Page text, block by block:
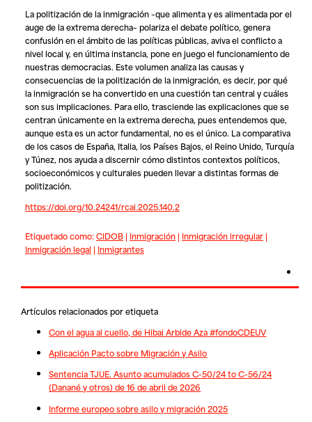
La politización de la inmigración –que alimenta y es alimentada por el
auge de la extrema derecha– polariza el debate político, genera
confusión en el ámbito de las políticas públicas, aviva el conflicto a
nivel local y, en última instancia, pone en juego el funcionamiento de
nuestras democracias. Este volumen analiza las causas y
consecuencias de la politización de la inmigración, es decir, por qué
la inmigración se ha convertido en una cuestión tan central y cuáles
son sus implicaciones. Para ello, trasciende las explicaciones que se
centran únicamente en la extrema derecha, pues entendemos que,
aunque esta es un actor fundamental, no es el único. La comparativa
de los casos de España, Italia, los Países Bajos, el Reino Unido, Turquía
y Túnez, nos ayuda a discernir cómo distintos contextos políticos,
socioeconómicos y culturales pueden llevar a distintas formas de
politización.
https://doi.org/10.24241/rcai.2025.140.2
Etiquetado como:CIDOB| Inmigración| Inmigración irregular|
Inmigración legal | Inmigrantes
Artículos relacionados por etiqueta
Con el agua al cuello, de Hibai Arbide Aza #fondoCDEUV
Aplicación Pacto sobre Migración y Asilo
Sentencia TJUE. Asunto acumulados C-50/24 to C-56/24
(Danané y otros) de 16 de abril de 2026
Informe europeo sobre asilo y migración 2025